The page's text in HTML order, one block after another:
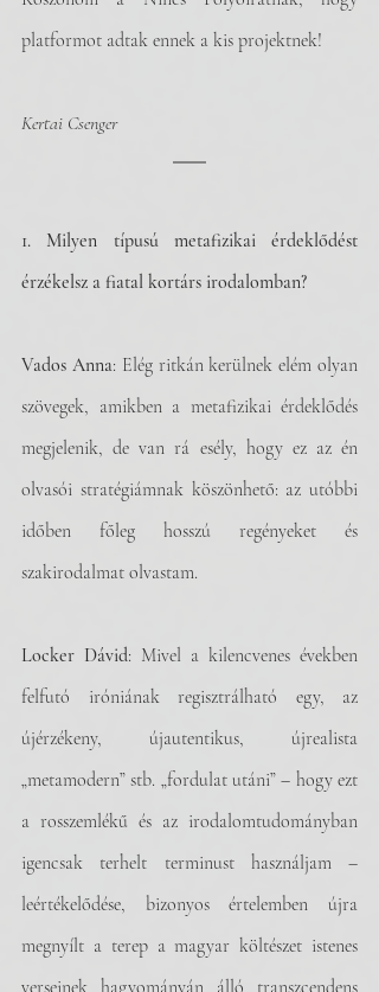
platformot adtak ennek a kis projektnek!
Kertai Csenger
1. Milyen típusú metafizikai érdeklődést
érzékelsz a fiatal kortárs irodalomban?
Vados Anna: Elég ritkán kerülnek elém olyan
szövegek, amikben a metafizikai érdeklődés
megjelenik, de van rá esély, hogy ez az én
olvasói stratégiámnak köszönhető: az utóbbi
időben főleg hosszú regényeket és
szakirodalmat olvastam.
Locker Dávid: Mivel a kilencvenes években
felfutó iróniának regisztrálható egy, az
újérzékeny, újautentikus, újrealista
„metamodern” stb. „fordulat utáni” – hogy ezt
a rosszemlékű és az irodalomtudományban
igencsak terhelt terminust használjam –
leértékelődése, bizonyos értelemben újra
megnyílt a terep a magyar költészet istenes
verseinek hagyományán álló transzcendens